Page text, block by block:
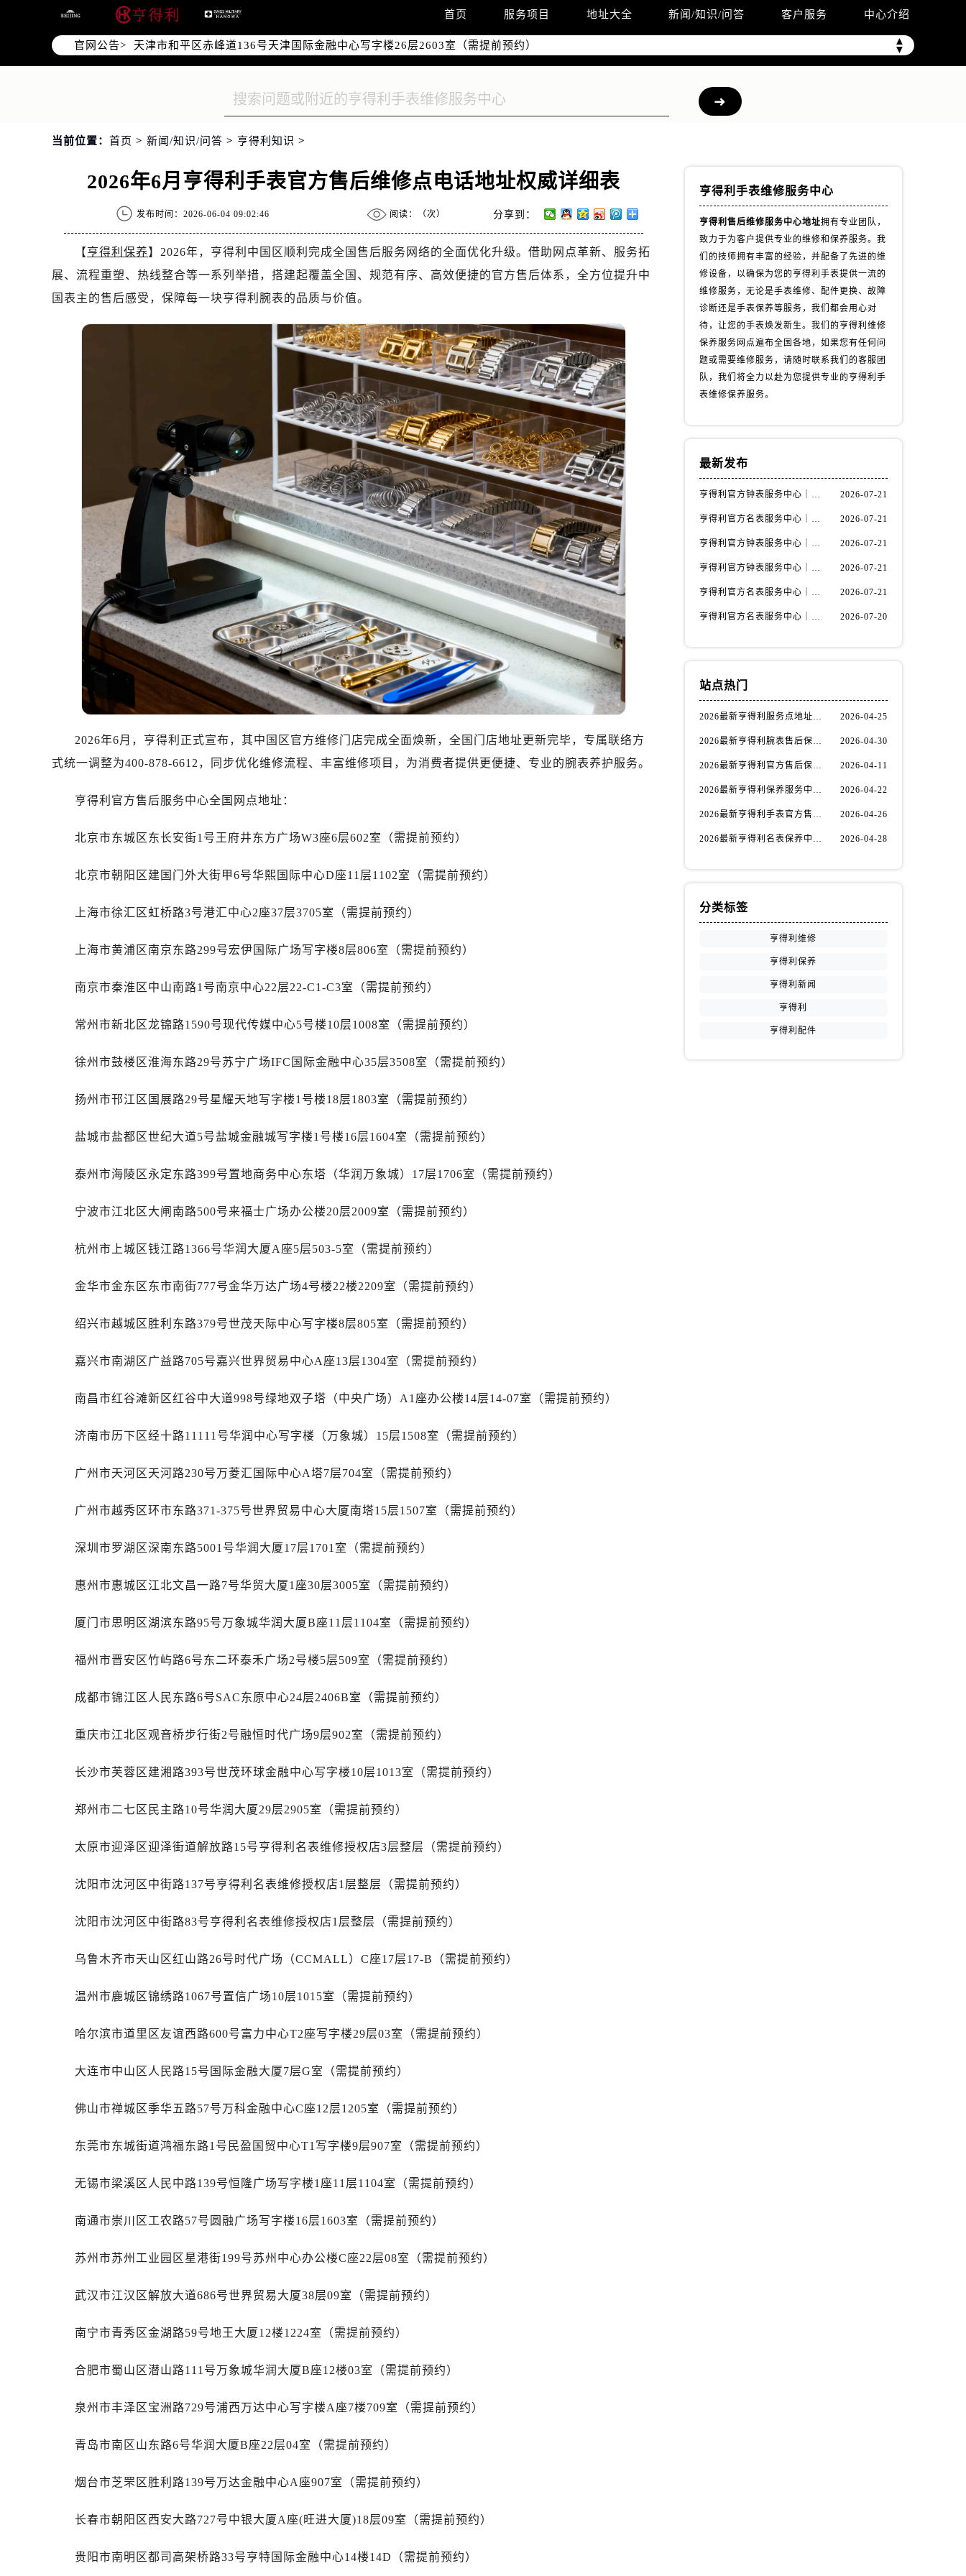
首页 服务项目 地址大全 新闻/知识/问答 客户服务 中心介绍
官网公告> ▲
▼
北京市东城区东长安街1号东方广场写字楼W3座6层602室（需提前预约）
北京市朝阳区建国门外大街甲6号华熙国际中心写字楼D座11层1102室（需提前预约）
天津市和平区赤峰道136号天津国际金融中心写字楼26层2603室（需提前预约）
上海市徐汇区虹桥路3号港汇中心写字楼2座37层3705室（需提前预约）
南京市秦淮区中山南路1号（新街口）南京中心写字楼22层C1-1室（需提前预约）
徐州市鼓楼区淮海东路29号苏宁广场IFC国际金融中心写字楼35层3508室（需提前预约）
盐城市盐都区世纪大道5号盐城金融城写字楼1号楼16层1604室（需提前预约）
泰州市海陵区永定东路399号置地商务中心东塔写字楼（华润万象城）17层1706室（需提前预约）
杭州市上城区钱江路1366号华润大厦写字楼A座5层503-5室（需提前预约）
金华市金东区东市南街777号金华万达广场写字楼4号楼22层2209室（需提前预约）
嘉兴市南湖区广益路705号嘉兴世界贸易中心写字楼A座13层1304室（需提前预约）
南昌市红谷滩新区红谷中大道998号绿地双子塔（中央广场）A1座办公楼14层07室（需提前预约）
济南市历下区经十路11111号华润中心写字楼（万象城）15层1508室（需提前预约）
广州市天河区天河路230号万菱汇国际中心写字楼A塔7层704室（需提前预约）
广州市越秀区环市东路371-375号世界贸易中心大厦南塔写字楼15层07室（需提前预约）
深圳市罗湖区深南东路5001号华润大厦写字楼17层1701室（需提前预约）
惠州市惠城区江北文昌一路7号华贸大厦写字楼1座30层05室（需提前预约）
厦门市思明区湖滨东路95号华润大厦写字楼B座11层1104室（需提前预约）
福州市鼓楼区五四路128-1号恒力城写字楼15层03室（需提前预约）
成都市锦江区人民东路6号SAC东原中心写字楼24层2406B室（需提前预约）
重庆市江北区观音桥步行街2号融恒时代广场写字楼9层902室（需提前预约）
长沙市芙蓉区定王台街道建湘路393号世茂环球金融中心写字楼（芙蓉广场）10层13室（需提前预约）
郑州市二七区铭功路10号华润大厦写字楼29层2905室（需提前预约）
太原市迎泽区解放路15号亨得利名表服务中心（品牌授权店）3层整层（需提前预约）
沈阳市沈河区中街路137号亨得利名表服务中心（品牌授权店）1层整层（需提前预约）
沈阳市沈河区中街路83号亨得利名表服务中心（品牌授权店）1层整层（需提前预约）
乌鲁木齐市天山区红山路26号时代广场（CCMALL）C座17层17-B（需提前预约）
温州市鹿城区锦绣路1067号置信广场10层1015室（需提前预约）
哈尔滨市道里区友谊西路600号富力中心T2座写字楼29层03室（需提前预约）
大连市中山区人民路15号国际金融大厦7层G室（需提前预约）
佛山市禅城区季华五路57号万科金融中心C座12层1205室（需提前预约）
南通市崇川区工农路57号圆融广场写字楼16层1603室（需提前预约）
南宁市青秀区金湖路59号地王大厦12楼1224室（需提前预约）
泉州市丰泽区宝洲路729号浦西万达中心写字楼A座7楼709室（需提前预约）
烟台市芝罘区胜利路139号万达金融中心A座907室（需提前预约）
贵阳市南明区都司高架桥路33号亨特国际金融中心14楼14D（需提前预约）
石家庄市长安区中山东路39号勒泰中心写字楼B座13层07室（需提前预约）
海口市龙华区金贸东路5号海口华润大厦B座17层1707室（需提前预约）
内蒙古自治区呼和浩特市玉泉区大学西街70号华润万象城写字楼（鄂尔多斯大厦）23层2326室（需提前预约）
重庆市解放碑渝中区民权路28号英利国际金融中心写字楼20层01室（需提前预约）
黑龙江省鹤岗市向阳区红军路售后服务中心（需提前预约）
黑龙江省鸡西市鸡冠区红军路售后服务中心（需提前预约）
黑龙江省牡丹江市东安区太平路售后服务中心（需提前预约）
黑龙江省齐齐哈尔市龙沙区龙华路售后服务中心（需提前预约）
黑龙江省伊春市伊美区通河路售后服务中心（需提前预约）
吉林省白山市浑江区浑江大街售后服务中心（需提前预约）
吉林省辽源市龙山区人民大街售后服务中心（需提前预约）
吉林省四平市铁东区紫气大路与南九经街交汇处售后服务中心（需提前预约）
吉林省通化市东昌区环通乡江南大街售后服务中心（需提前预约）
辽宁省鞍山市铁东区站前街售后服务中心（需提前预约）
辽宁省丹东市振兴区七经街售后服务中心（需提前预约）
辽宁省阜新市海州区解放大街售后服务中心（需提前预约）
辽宁省锦州市古塔区中央大街售后服务中心（需提前预约）
辽宁省盘锦市兴隆台区石油大街售后服务中心（需提前预约）
辽宁省营口市站前区市府路与渤海大街交叉口售后服务中心（需提前预约）
辽宁省沈阳市沈河区中街路83号亨得利名表维修授权店1楼售后服务中心（需提前预约）
河北省保定市竞秀区朝阳北大街北国先天下售后服务中心（需提前预约）
内蒙古自治区巴彦淖尔市临河区新华街售后服务中心（需提前预约）
内蒙古自治区赤峰市红山区哈达街售后服务中心（需提前预约）
内蒙古自治区呼伦贝尔市海拉尔区中央街售后服务中心（需提前预约）
内蒙古自治区乌海市海勃湾区人民南路售后服务中心（需提前预约）
内蒙古自治区锡林郭勒盟市锡林浩特市光明街与额尔敦路交叉口售后服务中心（需提前预约）
山西省晋城市城区黄华街售后服务中心（需提前预约）
山西省临汾市尧都区解放路售后服务中心（需提前预约）
山西省朔州市朔城区怡西路与鄯阳西街交汇处售后服务中心（需提前预约）
山西省阳泉市郊区平阳东街与新城大道交叉口售后服务中心（需提前预约）
山西省长治市潞州区英雄中路售后服务中心（需提前预约）
天津市和平区赤峰道136号天津国际金融中心26层2603室售后服务中心（需提前预约）
安徽省亳州市谯城区魏武大道售后服务中心（需提前预约）
安徽省滁州市琅琊区南谯北路售后服务中心（需提前预约）
安徽省淮北市相山区淮海路售后服务中心（需提前预约）
安徽省黄山市屯溪区黄山西路售后服务中心（需提前预约）
安徽省马鞍山市雨山区湖南西路售后服务中心（需提前预约）
当前位置： 首页 > 新闻/知识/问答 > 亨得利知识 >
2026年6月亨得利手表官方售后维修点电话地址权威详细表
发布时间：2026-06-04 09:02:46 阅读：（次） 分享到：
【亨得利保养】2026年，亨得利中国区顺利完成全国售后服务网络的全面优化升级。借助网点革新、服务拓
展、流程重塑、热线整合等一系列举措，搭建起覆盖全国、规范有序、高效便捷的官方售后体系，全方位提升中
国表主的售后感受，保障每一块亨得利腕表的品质与价值。
2026年6月，亨得利正式宣布，其中国区官方维修门店完成全面焕新，全国门店地址更新完毕，专属联络方
式统一调整为400-878-6612，同步优化维修流程、丰富维修项目，为消费者提供更便捷、专业的腕表养护服务。
亨得利官方售后服务中心全国网点地址：
北京市东城区东长安街1号王府井东方广场W3座6层602室（需提前预约）
北京市朝阳区建国门外大街甲6号华熙国际中心D座11层1102室（需提前预约）
上海市徐汇区虹桥路3号港汇中心2座37层3705室（需提前预约）
上海市黄浦区南京东路299号宏伊国际广场写字楼8层806室（需提前预约）
南京市秦淮区中山南路1号南京中心22层22-C1-C3室（需提前预约）
常州市新北区龙锦路1590号现代传媒中心5号楼10层1008室（需提前预约）
徐州市鼓楼区淮海东路29号苏宁广场IFC国际金融中心35层3508室（需提前预约）
扬州市邗江区国展路29号星耀天地写字楼1号楼18层1803室（需提前预约）
盐城市盐都区世纪大道5号盐城金融城写字楼1号楼16层1604室（需提前预约）
泰州市海陵区永定东路399号置地商务中心东塔（华润万象城）17层1706室（需提前预约）
宁波市江北区大闸南路500号来福士广场办公楼20层2009室（需提前预约）
杭州市上城区钱江路1366号华润大厦A座5层503-5室（需提前预约）
金华市金东区东市南街777号金华万达广场4号楼22楼2209室（需提前预约）
绍兴市越城区胜利东路379号世茂天际中心写字楼8层805室（需提前预约）
嘉兴市南湖区广益路705号嘉兴世界贸易中心A座13层1304室（需提前预约）
南昌市红谷滩新区红谷中大道998号绿地双子塔（中央广场）A1座办公楼14层14-07室（需提前预约）
济南市历下区经十路11111号华润中心写字楼（万象城）15层1508室（需提前预约）
广州市天河区天河路230号万菱汇国际中心A塔7层704室（需提前预约）
广州市越秀区环市东路371-375号世界贸易中心大厦南塔15层1507室（需提前预约）
深圳市罗湖区深南东路5001号华润大厦17层1701室（需提前预约）
惠州市惠城区江北文昌一路7号华贸大厦1座30层3005室（需提前预约）
厦门市思明区湖滨东路95号万象城华润大厦B座11层1104室（需提前预约）
福州市晋安区竹屿路6号东二环泰禾广场2号楼5层509室（需提前预约）
成都市锦江区人民东路6号SAC东原中心24层2406B室（需提前预约）
重庆市江北区观音桥步行街2号融恒时代广场9层902室（需提前预约）
长沙市芙蓉区建湘路393号世茂环球金融中心写字楼10层1013室（需提前预约）
郑州市二七区民主路10号华润大厦29层2905室（需提前预约）
太原市迎泽区迎泽街道解放路15号亨得利名表维修授权店3层整层（需提前预约）
沈阳市沈河区中街路137号亨得利名表维修授权店1层整层（需提前预约）
沈阳市沈河区中街路83号亨得利名表维修授权店1层整层（需提前预约）
乌鲁木齐市天山区红山路26号时代广场（CCMALL）C座17层17-B（需提前预约）
温州市鹿城区锦绣路1067号置信广场10层1015室（需提前预约）
哈尔滨市道里区友谊西路600号富力中心T2座写字楼29层03室（需提前预约）
大连市中山区人民路15号国际金融大厦7层G室（需提前预约）
佛山市禅城区季华五路57号万科金融中心C座12层1205室（需提前预约）
东莞市东城街道鸿福东路1号民盈国贸中心T1写字楼9层907室（需提前预约）
无锡市梁溪区人民中路139号恒隆广场写字楼1座11层1104室（需提前预约）
南通市崇川区工农路57号圆融广场写字楼16层1603室（需提前预约）
苏州市苏州工业园区星港街199号苏州中心办公楼C座22层08室（需提前预约）
武汉市江汉区解放大道686号世界贸易大厦38层09室（需提前预约）
南宁市青秀区金湖路59号地王大厦12楼1224室（需提前预约）
合肥市蜀山区潜山路111号万象城华润大厦B座12楼03室（需提前预约）
泉州市丰泽区宝洲路729号浦西万达中心写字楼A座7楼709室（需提前预约）
青岛市南区山东路6号华润大厦B座22层04室（需提前预约）
烟台市芝罘区胜利路139号万达金融中心A座907室（需提前预约）
长春市朝阳区西安大路727号中银大厦A座(旺进大厦)18层09室（需提前预约）
贵阳市南明区都司高架桥路33号亨特国际金融中心14楼14D（需提前预约）
亨得利手表维修服务中心
亨得利售后维修服务中心地址拥有专业团队，
致力于为客户提供专业的维修和保养服务。我
们的技师拥有丰富的经验，并配备了先进的维
修设备，以确保为您的亨得利手表提供一流的
维修服务，无论是手表维修、配件更换、故障
诊断还是手表保养等服务，我们都会用心对
待，让您的手表焕发新生。我们的亨得利维修
保养服务网点遍布全国各地，如果您有任何问
题或需要维修服务，请随时联系我们的客服团
队，我们将全力以赴为您提供专业的亨得利手
表维修保养服务。
最新发布
亨得利官方钟表服务中心｜维修地址及售后热线权威信息通知（2026年7月最新） 2026-07-21
亨得利官方名表服务中心｜最新地址与客服电话权威信息公示（2026年7月更新） 2026-07-21
亨得利官方钟表服务中心｜完整地址与售后热线权威信息通告（2026年7月最新） 2026-07-21
亨得利官方钟表服务中心｜服务热线及完整地址权威信息公告（2026年7月最新） 2026-07-21
亨得利官方名表服务中心｜完整电话和维修地址权威信息声明（2026年7月最新） 2026-07-21
亨得利官方名表服务中心｜详细热线电话及全部网点地址权威信息公示（2026年7月更新） 2026-07-20
站点热门
2026最新亨得利服务点地址调研报告 2026-04-25
2026最新亨得利腕表售后保养网点地址实地探访报告 2026-04-30
2026最新亨得利官方售后保养中心地址考察报告 2026-04-11
2026最新亨得利保养服务中心网点地址实地探访报告 2026-04-22
2026最新亨得利手表官方售后维修中心网点地址调研报告 2026-04-26
2026最新亨得利名表保养中心地址实地探访报告 2026-04-28
分类标签
亨得利维修
亨得利保养
亨得利新闻
亨得利
亨得利配件